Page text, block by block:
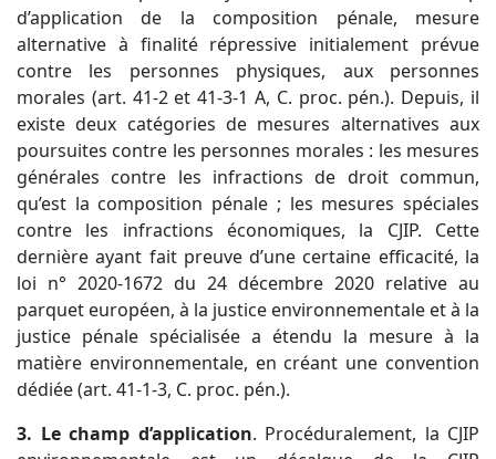
d’application de la composition pénale, mesure
alternative à finalité répressive initialement prévue
contre les personnes physiques, aux personnes
morales (art. 41-2 et 41-3-1 A, C. proc. pén.). Depuis, il
existe deux catégories de mesures alternatives aux
poursuites contre les personnes morales : les mesures
générales contre les infractions de droit commun,
qu’est la composition pénale ; les mesures spéciales
contre les infractions économiques, la CJIP. Cette
dernière ayant fait preuve d’une certaine efficacité, la
loi n° 2020-1672 du 24 décembre 2020 relative au
parquet européen, à la justice environnementale et à la
justice pénale spécialisée a étendu la mesure à la
matière environnementale, en créant une convention
dédiée (art. 41-1-3, C. proc. pén.).
3. Le champ d’application. Procéduralement, la CJIP